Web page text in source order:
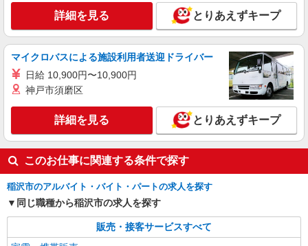
詳細を見る とりあえずキープ
マイクロバスによる施設利用者送迎ドライバー
日給 10,900円〜10,900円
神戸市須磨区
詳細を見る とりあえずキープ
このお仕事に関連する条件で探す
稲沢市のアルバイト・バイト・パートの求人を探す
同じ職種から稲沢市の求人を探す
販売・接客サービスすべて